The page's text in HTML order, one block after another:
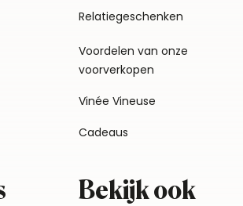
Relatiegeschenken
Voordelen van onze
voorverkopen
Vinée Vineuse
Cadeaus
Bekijk ook